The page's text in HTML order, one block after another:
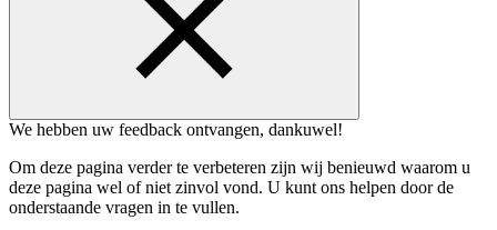
We hebben uw feedback ontvangen, dankuwel!
Om deze pagina verder te verbeteren zijn wij benieuwd waarom u
deze pagina wel of niet zinvol vond. U kunt ons helpen door de
onderstaande vragen in te vullen.